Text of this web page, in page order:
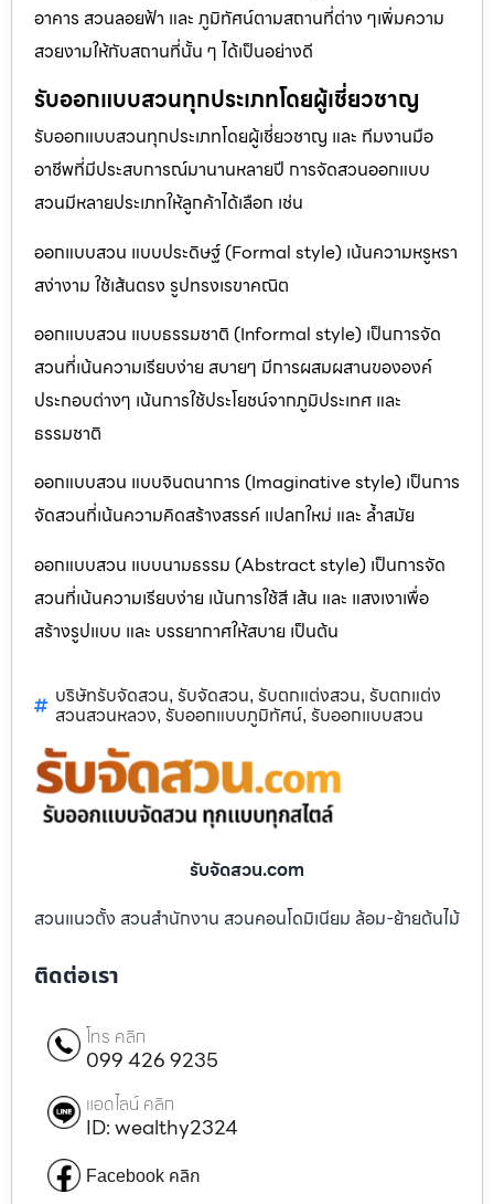
อาคาร สวนลอยฟ้า และ ภูมิทัศน์ตามสถานที่ต่าง ๆเพิ่มความ
สวยงามให้กับสถานที่นั้น ๆ ได้เป็นอย่างดี
รับออกแบบสวนทุกประเภทโดยผู้เชี่ยวชาญ
รับออกแบบสวนทุกประเภทโดยผู้เชี่ยวชาญ และ ทีมงานมือ
อาชีพที่มีประสบการณ์มานานหลายปี การจัดสวนออกแบบ
สวนมีหลายประเภทให้ลูกค้าได้เลือก เช่น
ออกแบบสวน แบบประดิษฐ์ (Formal style) เน้นความหรูหรา
สง่างาม ใช้เส้นตรง รูปทรงเรขาคณิต
ออกแบบสวน แบบธรรมชาติ (Informal style) เป็นการจัด
สวนที่เน้นความเรียบง่าย สบายๆ มีการผสมผสานขององค์
ประกอบต่างๆ เน้นการใช้ประโยชน์จากภูมิประเทศ และ
ธรรมชาติ
ออกแบบสวน แบบจินตนาการ (Imaginative style) เป็นการ
จัดสวนที่เน้นความคิดสร้างสรรค์ แปลกใหม่ และ ล้ำสมัย
ออกแบบสวน แบบนามธรรม (Abstract style) เป็นการจัด
สวนที่เน้นความเรียบง่าย เน้นการใช้สี เส้น และ แสงเงาเพื่อ
สร้างรูปแบบ และ บรรยากาศให้สบาย เป็นต้น
บริษัทรับจัดสวน, รับจัดสวน, รับตกแต่งสวน, รับตกแต่ง
สวนสวนหลวง, รับออกแบบภูมิทัศน์, รับออกแบบสวน
รับจัดสวน.com
สวนแนวตั้ง สวนสำนักงาน สวนคอนโดมิเนียม ล้อม-ย้ายต้นไม้
ติดต่อเรา
โทร คลิก
099 426 9235
แอดไลน์ คลิก
ID: wealthy2324
Facebook คลิก